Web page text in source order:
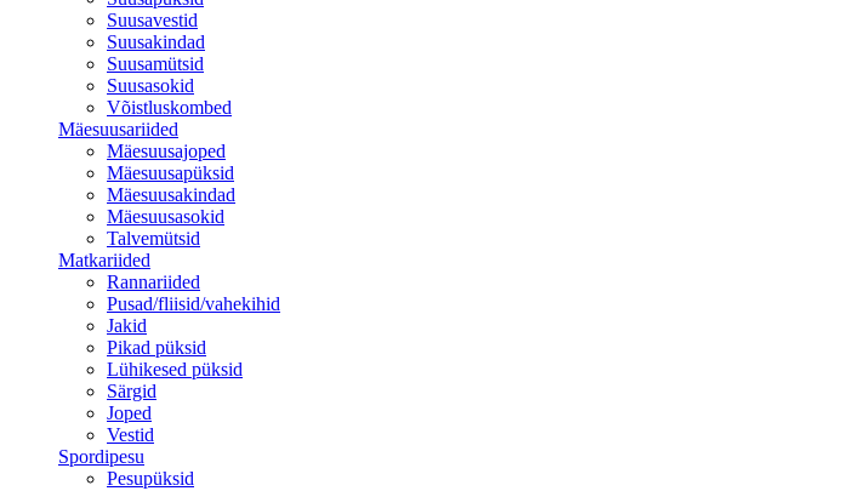
Suusavestid
Suusakindad
Suusamütsid
Suusasokid
Võistluskombed
Mäesuusariided
Mäesuusajoped
Mäesuusapüksid
Mäesuusakindad
Mäesuusasokid
Talvemütsid
Matkariided
Rannariided
Pusad/fliisid/vahekihid
Jakid
Pikad püksid
Lühikesed püksid
Särgid
Joped
Vestid
Spordipesu
Pesupüksid